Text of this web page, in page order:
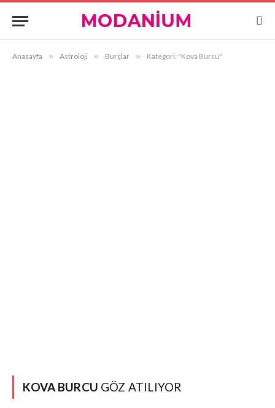
Anasayfa » Astroloji » Burçlar » Kategori: "Kova Burcu"
KOVA BURCU GÖZ ATILIYOR